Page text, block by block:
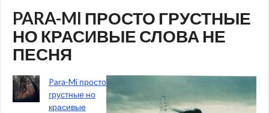
PARA-MI ПРОСТО ГРУСТНЫЕ
НО КРАСИВЫЕ СЛОВА НЕ
ПЕСНЯ
Para-Mi просто
грустные но
красивые